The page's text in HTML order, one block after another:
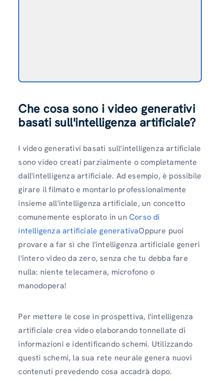
Che cosa sono i video generativi
basati sull'intelligenza artificiale?
I video generativi basati sull'intelligenza artificiale
sono video creati parzialmente o completamente
dall'intelligenza artificiale. Ad esempio, è possibile
girare il filmato e montarlo professionalmente
insieme all'intelligenza artificiale, un concetto
comunemente esplorato in un Corso di
intelligenza artificiale generativaOppure puoi
provare a far sì che l'intelligenza artificiale generi
l'intero video da zero, senza che tu debba fare
nulla: niente telecamera, microfono o
manodopera!
Per mettere le cose in prospettiva, l'intelligenza
artificiale crea video elaborando tonnellate di
informazioni e identificando schemi. Utilizzando
questi schemi, la sua rete neurale genera nuovi
contenuti prevedendo cosa accadrà dopo.